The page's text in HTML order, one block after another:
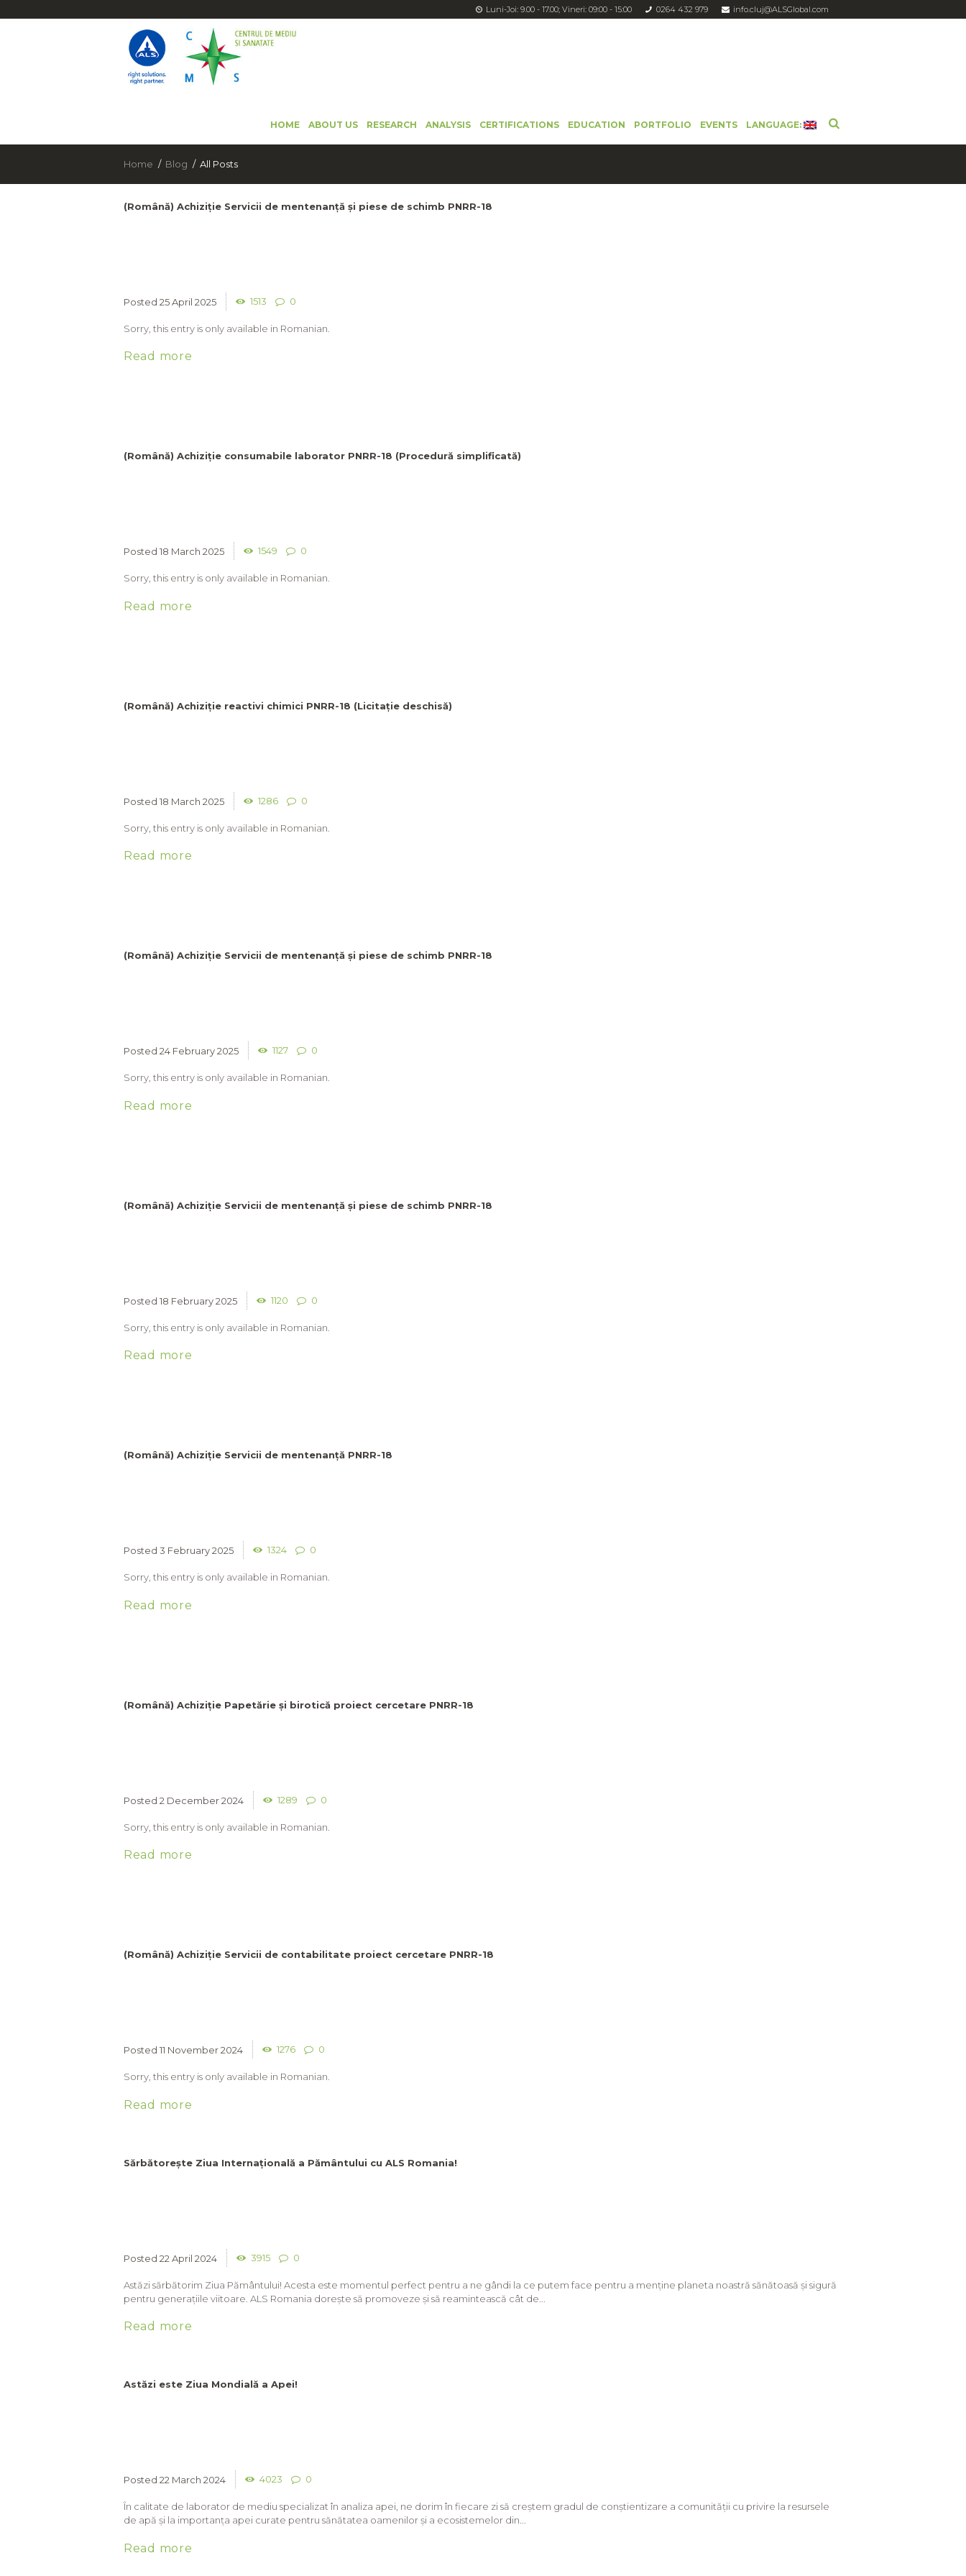
Luni-Joi: 9.00 - 17.00; Vineri: 09:00 - 15:00 0264 432 979 info.cluj@ALSGlobal.com
HOME ABOUT US RESEARCH ANALYSIS CERTIFICATIONS EDUCATION PORTFOLIO EVENTS LANGUAGE:
Home Blog All Posts
(Română) Achiziție Servicii de mentenanță și piese de schimb PNRR-18
25 April 2025 1513 0
Sorry, this entry is only available in Romanian.
Read more
(Română) Achiziție consumabile laborator PNRR-18 (Procedură simplificată)
18 March 2025 1549 0
Sorry, this entry is only available in Romanian.
Read more
(Română) Achiziție reactivi chimici PNRR-18 (Licitație deschisă)
18 March 2025 1286 0
Sorry, this entry is only available in Romanian.
Read more
(Română) Achiziție Servicii de mentenanță și piese de schimb PNRR-18
24 February 2025 1127 0
Sorry, this entry is only available in Romanian.
Read more
(Română) Achiziție Servicii de mentenanță și piese de schimb PNRR-18
18 February 2025 1120 0
Sorry, this entry is only available in Romanian.
Read more
(Română) Achiziție Servicii de mentenanță PNRR-18
3 February 2025 1324 0
Sorry, this entry is only available in Romanian.
Read more
(Română) Achiziție Papetărie și birotică proiect cercetare PNRR-18
2 December 2024 1289 0
Sorry, this entry is only available in Romanian.
Read more
(Română) Achiziție Servicii de contabilitate proiect cercetare PNRR-18
11 November 2024 1276 0
Sorry, this entry is only available in Romanian.
Read more
Sărbătorește Ziua Internațională a Pământului cu ALS Romania!
22 April 2024 3915 0
Astăzi sărbătorim Ziua Pământului! Acesta este momentul perfect pentru a ne gândi la ce putem face pentru a menține planeta noastră sănătoasă și sigură
pentru generațiile viitoare. ALS Romania dorește să promoveze și să reamintească cât de...
Read more
Astăzi este Ziua Mondială a Apei!
22 March 2024 4023 0
În calitate de laborator de mediu specializat în analiza apei, ne dorim în fiecare zi să creștem gradul de conștientizare a comunității cu privire la resursele
de apă și la importanța apei curate pentru sănătatea oamenilor și a ecosistemelor din...
Read more